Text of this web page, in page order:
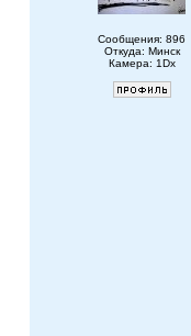
Сообщения: 896
Откуда: Минск
Камера: 1Dx